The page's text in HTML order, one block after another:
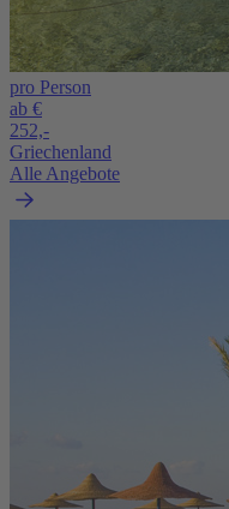
pro Person
ab €
252,-
Griechenland
Alle Angebote